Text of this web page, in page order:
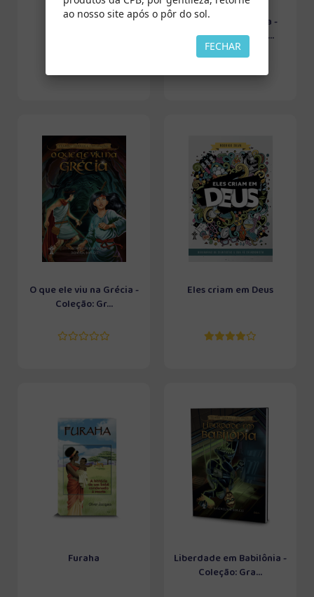
Sentido Único
Vida nova em Roma -
Coleção: Grandes ...
O que ele viu na Grécia -
Coleção: Gr...
Eles criam em Deus
Furaha
Liberdade em Babilônia -
Coleção: Gra...
ao nosso site após o pôr do sol.
FECHAR